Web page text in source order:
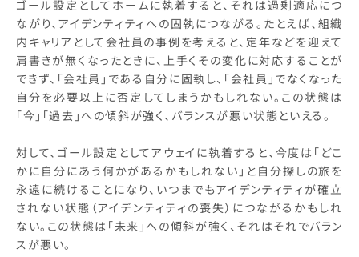
ゴール設定としてホームに執着すると、それは過剰適応につ
ながり、アイデンティティへの固執につながる。たとえば、組織
内キャリアとして会社員の事例を考えると、定年などを迎えて
肩書きが無くなったときに、上手くその変化に対応することが
できず、「会社員」である自分に固執し、「会社員」でなくなった
自分を必要以上に否定してしまうかもしれない。この状態は
「今」「過去」への傾斜が強く、バランスが悪い状態といえる。
対して、ゴール設定としてアウェイに執着すると、今度は「どこ
かに自分にあう何かがあるかもしれない」と自分探しの旅を
永遠に続けることになり、いつまでもアイデンティティが確立
されない状態（アイデンティティの喪失）につながるかもしれ
ない。この状態は「未来」への傾斜が強く、それはそれでバラン
スが悪い。